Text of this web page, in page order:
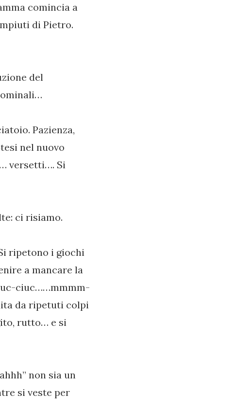
comincia a
di Pietro.
del
Pazienza,
nel nuovo
versetti…. Si
ci risiamo.
ripetono i giochi
a mancare la
ciuc……mmmm-
da ripetuti colpi
rutto… e si
non sia un
si veste per